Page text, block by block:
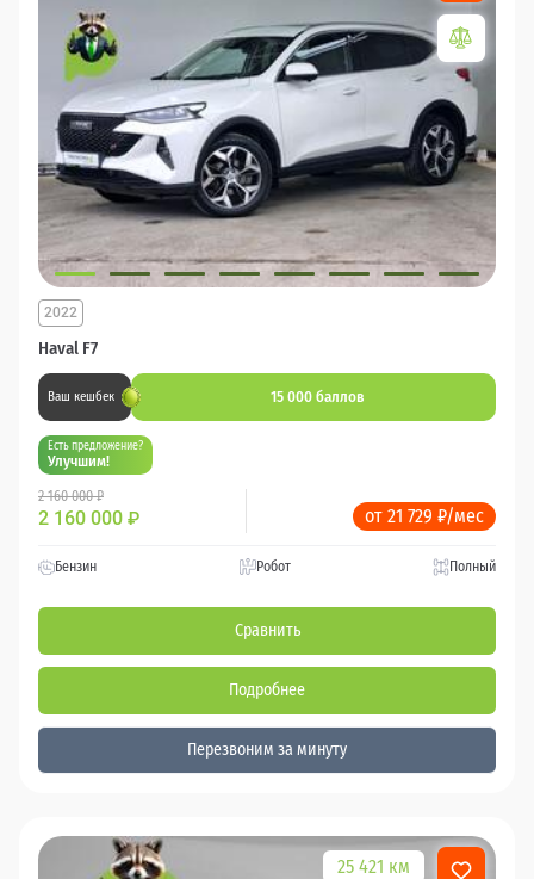
Haval F7
2022
Ваш кешбек 15 000 баллов
Есть предложение?
Улучшим!
2 160 000 ₽
2 160 000 ₽ от 21 729 ₽/мес
Бензин Робот Полный
Сравнить
Подробнее
Перезвоним за минуту
25 421 км